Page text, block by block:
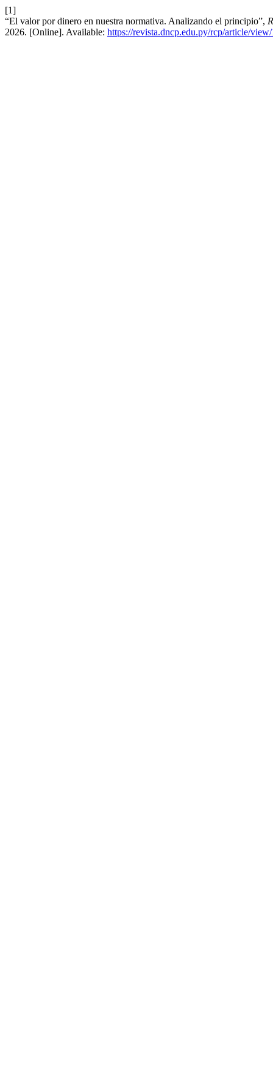
[1]
“El valor por dinero en nuestra normativa. Analizando el principio”,
2026. [Online]. Available: https://revista.dncp.edu.py/rcp/article/